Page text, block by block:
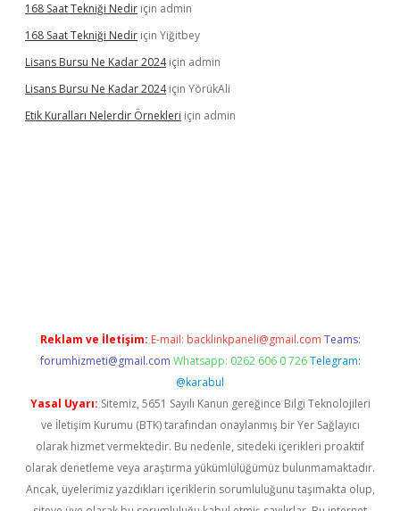
168 Saat Tekniği Nedir için admin
168 Saat Tekniği Nedir için Yiğitbey
Lisans Bursu Ne Kadar 2024için admin
Lisans Bursu Ne Kadar 2024için YörükAli
Etik Kuralları Nelerdir Örnekleri için admin
Reklam ve İletişim: E-mail: backlinkpaneli@gmail.com Teams:
forumhizmeti@gmail.com Whatsapp: 0262 606 0 726 Telegram:
@karabul
Yasal Uyarı: Sitemiz, 5651 Sayılı Kanun gereğince Bilgi Teknolojileri
ve İletişim Kurumu (BTK) tarafından onaylanmış bir Yer Sağlayıcı
olarak hizmet vermektedir. Bu nedenle, sitedeki içerikleri proaktif
olarak denetleme veya araştırma yükümlülüğümüz bulunmamaktadır.
Ancak, üyelerimiz yazdıkları içeriklerin sorumluluğunu taşımakta olup,